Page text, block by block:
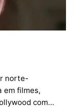
norte-
em filmes,
com